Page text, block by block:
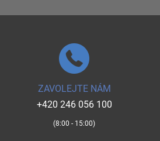
ZAVOLEJTE NÁM
+420 246 056 100
(8:00 - 15:00)